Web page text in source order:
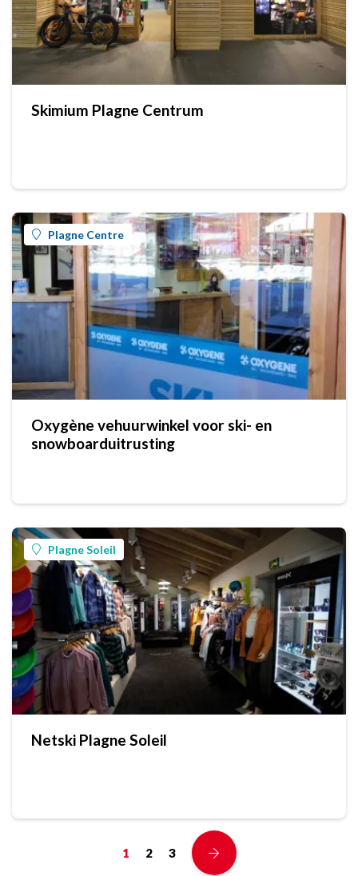
Skimium Plagne Centrum
Plagne Centre
Oxygène vehuurwinkel voor ski- en
snowboarduitrusting
Plagne Soleil
Netski Plagne Soleil
1 2 3